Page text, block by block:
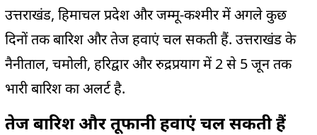
उत्तराखंड, हिमाचल प्रदेश और जम्मू-कश्मीर में अगले कुछ
दिनों तक बारिश और तेज हवाएं चल सकती हैं. उत्तराखंड के
नैनीताल, चमोली, हरिद्वार और रुद्रप्रयाग में 2 से 5 जून तक
भारी बारिश का अलर्ट है.
तेज बारिश और तूफानी हवाएं चल सकती हैं